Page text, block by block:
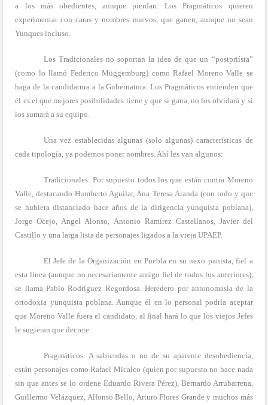
a los más obedientes, aunque pierdan. Los Pragmáticos quieren
experimentar con caras y nombres nuevos, que ganen, aunque no sean
Yunques incluso.
Los Tradicionales no soportan la idea de que un “postpriísta”
(como lo llamó Federico Müggemburg) como Rafael Moreno Valle se
haga de la candidatura a la Gubernatura. Los Pragmáticos entienden que
él es el que mejores posibilidades tiene y que si gana, no los olvidará y sí
los sumará a su equipo.
Una vez establecidas algunas (solo algunas) características de
cada tipología, ya podemos poner nombres. Ahí les van algunos:
Tradicionales: Por supuesto todos los que están contra Moreno
Valle, destacando Humberto Aguilar, Ana Teresa Aranda (con todo y que
se hubiera distanciado hace años de la dirigencia yunquista poblana),
Jorge Ocejo, Angel Alonso, Antonio Ramírez Castellanos, Javier del
Castillo y una larga lista de personajes ligados a la vieja UPAEP.
El Jefe de la Organización en Puebla en su nexo panista, fiel a
esta línea (aunque no necesariamente amigo fiel de todos los anteriores),
se llama Pablo Rodríguez Regordosa. Heredero por antonomasia de la
ortodoxia yunquista poblana. Aunque él en lo personal podría aceptar
que Moreno Valle fuera el candidato, al final hará lo que los viejos Jefes
le sugieran que decrete.
Pragmáticos: A sabiendas o no de su aparente desobediencia,
están personajes como Rafael Micalco (quien por supuesto no hace nada
sin que antes se lo ordene Eduardo Rivera Pérez), Bernardo Arrubarrena,
Guillermo Velázquez, Alfonso Bello, Arturo Flores Grande y muchos más